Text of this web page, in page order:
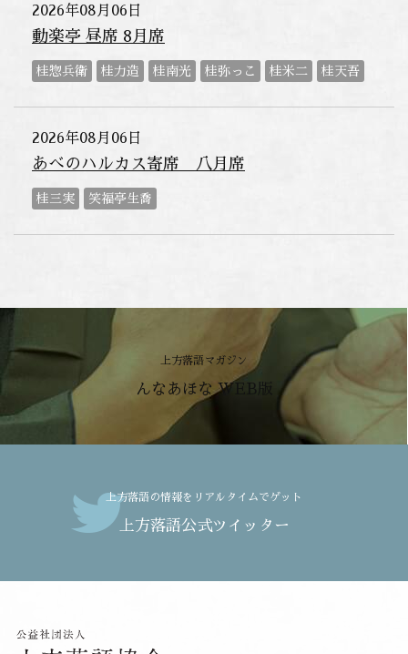
2026年08月06日
動楽亭 昼席 8月席
桂惣兵衛 桂力造 桂南光 桂弥っこ 桂米二 桂天吾
2026年08月06日
あべのハルカス寄席 八月席
桂三実 笑福亭生喬
上方落語マガジン
んなあほな WEB版
上方落語の情報をリアルタイムでゲット
上方落語公式ツイッター